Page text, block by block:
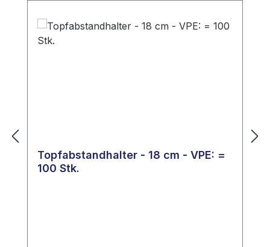
Topfabstandhalter - 18 cm - VPE: =
100 Stk.